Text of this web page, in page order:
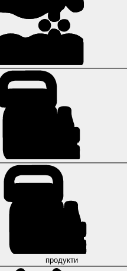
продукти